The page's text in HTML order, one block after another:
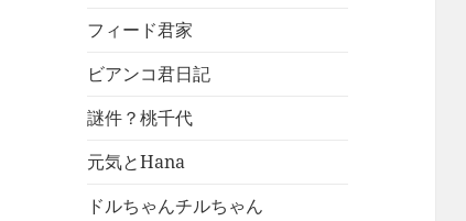
フィード君家
ビアンコ君日記
謎件？桃千代
元気とHana
ドルちゃんチルちゃん